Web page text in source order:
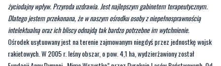
Ośrodek usytuowany jest na terenie zajmowanym niegdyś przez jednostkę wojsk
rakietowych. W 2005 r. leśny obszar, o pow. 4,1 ha, wydzierżawiony został
Fundacji Anny Dymnej „Mimo Wszystko” przez Dyrekcję Lasów Państwowych. Od
2014 r. działa tam nasz całoroczny Warsztat Terapii Zajęciowej, jedyna taka
placówka w gminie Choczewo i okolicy.